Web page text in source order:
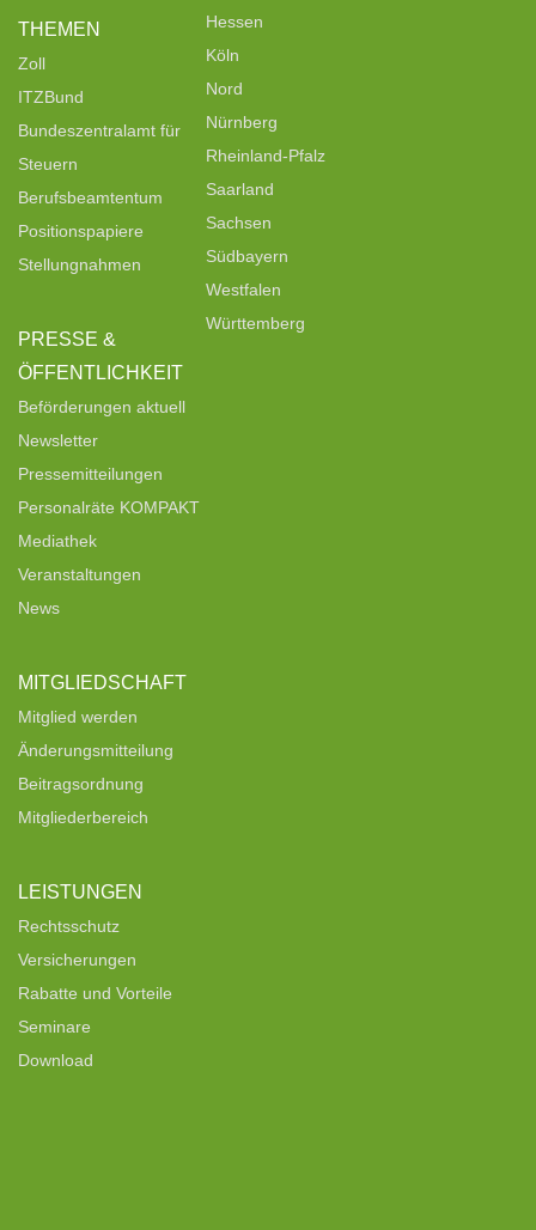
THEMEN
Zoll
ITZBund
Bundeszentralamt für
Steuern
Berufsbeamtentum
Positionspapiere
Stellungnahmen
PRESSE &
ÖFFENTLICHKEIT
Beförderungen aktuell
Newsletter
Pressemitteilungen
Personalräte KOMPAKT
Mediathek
Veranstaltungen
News
MITGLIEDSCHAFT
Mitglied werden
Änderungsmitteilung
Beitragsordnung
Mitgliederbereich
LEISTUNGEN
Rechtsschutz
Versicherungen
Rabatte und Vorteile
Seminare
Download
Hessen
Köln
Nord
Nürnberg
Rheinland-Pfalz
Saarland
Sachsen
Südbayern
Westfalen
Württemberg